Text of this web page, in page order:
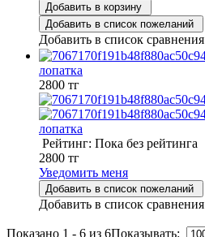
Добавить в корзину
Добавить в список пожеланий
Добавить в список сравнения
лопатка
2800 тг
лопатка
Рейтинг: Пока без рейтинга
2800 тг
Уведомить меня
Добавить в список пожеланий
Добавить в список сравнения
Показано 1 - 6 из 6Показывать: